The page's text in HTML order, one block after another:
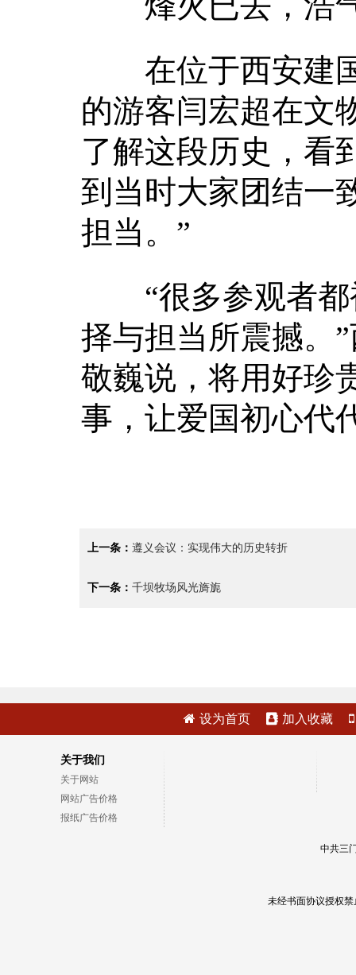
在位于西安建国
的游客闫宏超在文
了解这段历史，看
到当时大家团结一
担当。”
“很多参观者都
择与担当所震撼。
敬巍说，将用好珍
事，让爱国初心
上一条： 遵义会议：实现伟大的历史转折
下一条： 千坝牧场风光旖旎
设为首页 加入收藏
关于我们
关于网站
网站广告价格
报纸广告价格
中共三
未经书面协议授权